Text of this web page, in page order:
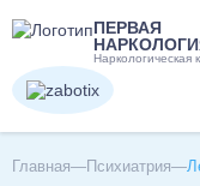
ПЕРВАЯ
Наркологическая
Вывод из
Главная Психиатрия